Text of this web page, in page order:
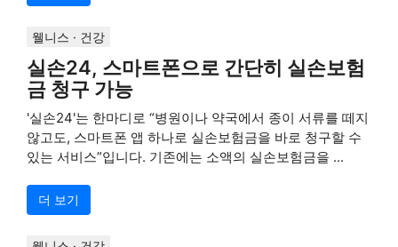
웰니스 · 건강
실손24, 스마트폰으로 간단히 실손보험
금 청구 가능
'실손24'는 한마디로 “병원이나 약국에서 종이 서류를 떼지
않고도, 스마트폰 앱 하나로 실손보험금을 바로 청구할 수
있는 서비스”입니다. 기존에는 소액의 실손보험금을 ...
더 보기